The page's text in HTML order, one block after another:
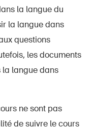
la langue du
la langue dans
questions
les documents
la langue dans
ne sont pas
de suivre le cours